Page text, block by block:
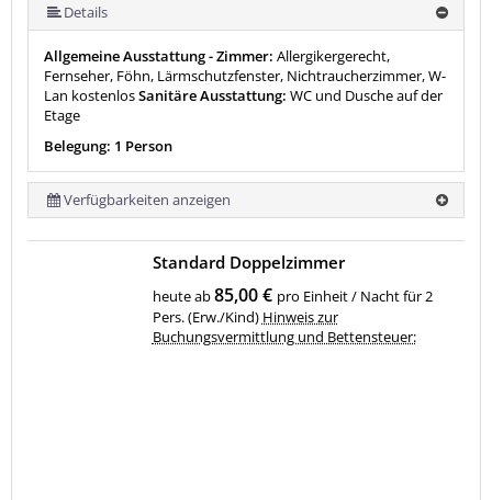
Details
Allgemeine Ausstattung - Zimmer: Allergikergerecht,
Fernseher, Föhn, Lärmschutzfenster, Nichtraucherzimmer, W-
Lan kostenlosSanitäre Ausstattung: WC und Dusche auf der
Etage
Belegung: 1 Person
Verfügbarkeiten anzeigen
Standard Doppelzimmer
heute ab85,00 € pro Einheit / Nacht für 2
Pers. (Erw./Kind) Hinweis zur
Buchungsvermittlung und Bettensteuer: